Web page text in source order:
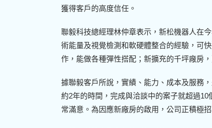
獲得客戶的高度信任。
聯毅科技總經理林仲章表示，新松機器人在
術能量及視覺檢測和軟硬體整合的經驗，可
作，能做各種彈性搭配；新擴充的千坪廠房
據聯毅客戶所說，實績、能力、成本及服務
約2年的時間，完成與洽談中的案子就超過
常滿意。為因應新廠房的啟用，公司正積極